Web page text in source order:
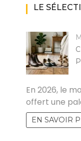
LE
En 2026, le
offert une
EN SAVOIR